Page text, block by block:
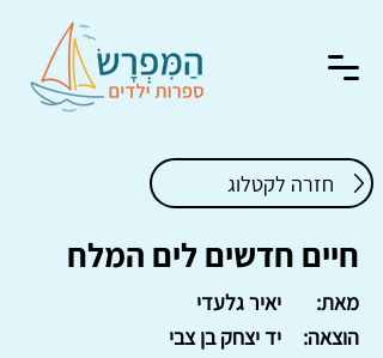
חזרה לקטלוג
חיים חדשים לים המלח
יאיר גלעדי
מאת:
יד יצחק בן צבי
הוצאה: